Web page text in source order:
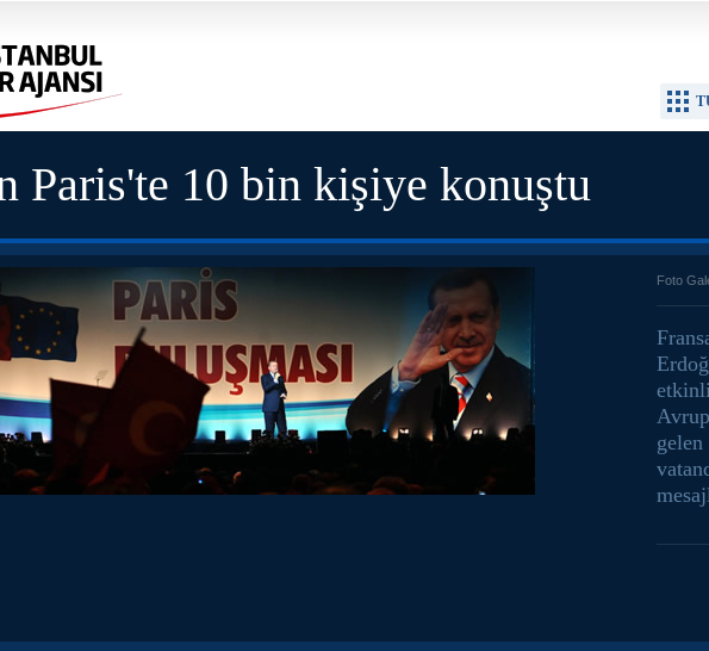
Paris'te 10 bin kişiye konuştu
Foto